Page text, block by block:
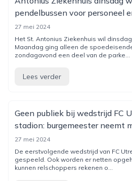
pendelbussen voor personeel
27 mei 2024
Het St. Antonius Ziekenhuis wil
Maandag ging alleen de
zondagavond een deel van de parke...
Lees verder
Geen publiek bij wedstrijd FC
stadion: burgemeester neemt
27 mei 2024
De eerstvolgende wedstrijd van FC
gespeeld. Ook worden er netten
kunnen relschoppers rekenen o...